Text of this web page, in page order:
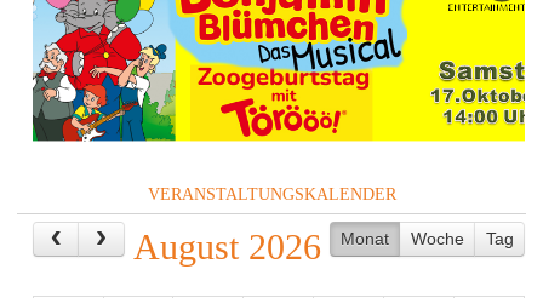
VERANSTALTUNGSKALENDER
Monat Woche Tag
August 2026